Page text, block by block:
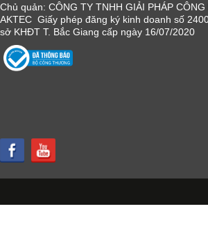
Chủ quản: CÔNG TY TNHH GIẢI PHÁP CÔNG
AKTEC Giấy phép đăng ký kinh doanh số
sở KHĐT T. Bắc Giang cấp ngày 16/07/2020